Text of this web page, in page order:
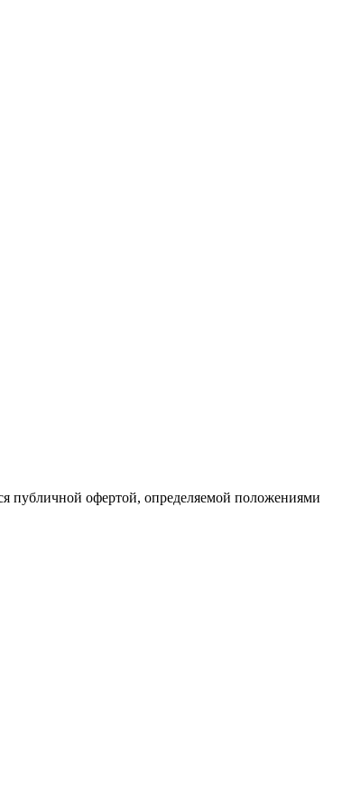
в диапазоне 78x51 мм, с
публичной офертой, определяемой положениями